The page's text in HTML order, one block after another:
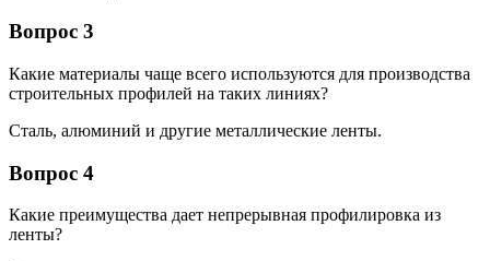
Вопрос 3
Какие материалы чаще всего используются для производства
строительных профилей на таких линиях?
Сталь, алюминий и другие металлические ленты.
Вопрос 4
Какие преимущества дает непрерывная профилировка из
ленты?